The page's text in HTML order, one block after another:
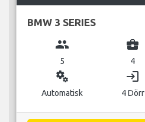
BMW 3 SERIES
group
5
business_center
4
miscellaneous_services
Automatisk
login
4 Dörr